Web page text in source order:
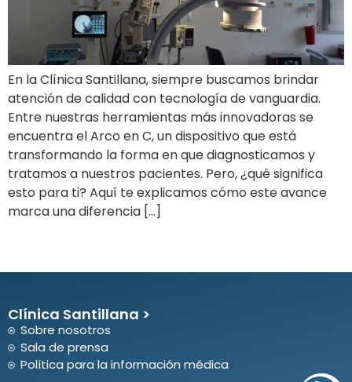
En la Clínica Santillana, siempre buscamos brindar
atención de calidad con tecnología de vanguardia.
Entre nuestras herramientas más innovadoras se
encuentra el Arco en C, un dispositivo que está
transformando la forma en que diagnosticamos y
tratamos a nuestros pacientes. Pero, ¿qué significa
esto para ti? Aquí te explicamos cómo este avance
marca una diferencia […]
Clínica Santillana >
Sobre nosotros
Sala de prensa
Política para la información médica